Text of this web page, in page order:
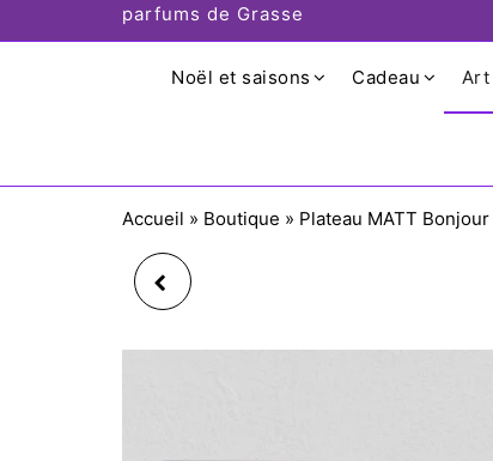
parfums de Grasse
Noël et saisons Cadeau Art
Accueil » Boutique » Plateau MATT